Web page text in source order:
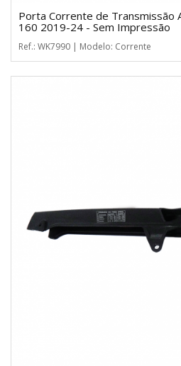
Porta Corrente de Transmissão
160 2019-24 - Sem Impressão
Ref.: WK7990 | Modelo: Corrente